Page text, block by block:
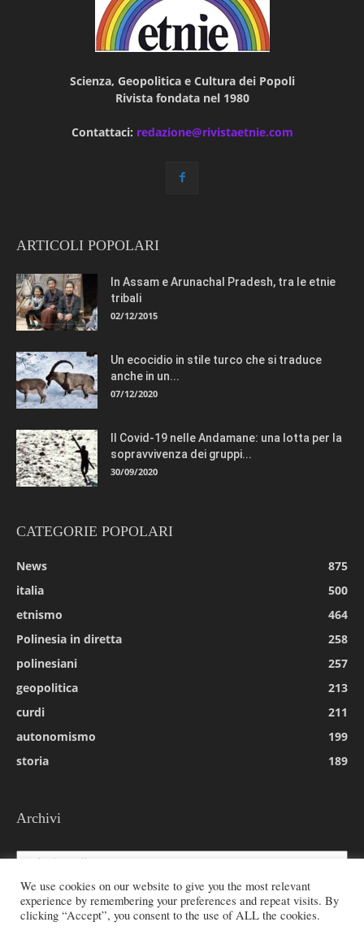
Scienza, Geopolitica e Cultura dei Popoli
Rivista fondata nel 1980
Contattaci: redazione@rivistaetnie.com
ARTICOLI POPOLARI
In Assam e Arunachal Pradesh, tra le etnie
tribali
02/12/2015
Un ecocidio in stile turco che si traduce
anche in un...
07/12/2020
Il Covid-19 nelle Andamane: una lotta per la
sopravvivenza dei gruppi...
30/09/2020
CATEGORIE POPOLARI
News
875
italia
500
etnismo
464
Polinesia in diretta
258
polinesiani
257
geopolitica
213
curdi
211
autonomismo
199
storia
189
Archivi
Archivi
We use cookies on our website to give you the most relevant
experience by remembering your preferences and repeat visits. By
clicking “Accept”, you consent to the use of ALL the cookies.